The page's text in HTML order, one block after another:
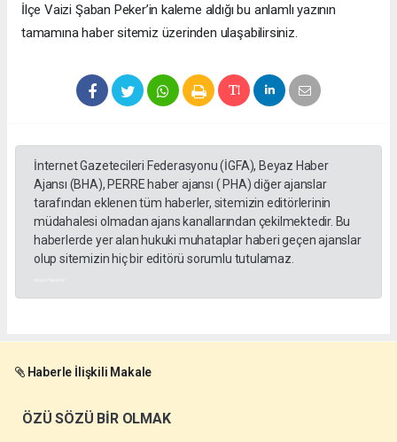
​İlçe Vaizi Şaban Peker’in kaleme aldığı bu anlamlı yazının
tamamına haber sitemiz üzerinden ulaşabilirsiniz.
İnternet Gazetecileri Federasyonu (İGFA), Beyaz Haber
Ajansı (BHA), PERRE haber ajansı ( PHA) diğer ajanslar
tarafından eklenen tüm haberler, sitemizin editörlerinin
müdahalesi olmadan ajans kanallarından çekilmektedir. Bu
haberlerde yer alan hukuki muhataplar haberi geçen ajanslar
olup sitemizin hiç bir editörü sorumlu tutulamaz.
Haberle İlişkili Makale
ÖZÜ SÖZÜ BİR OLMAK